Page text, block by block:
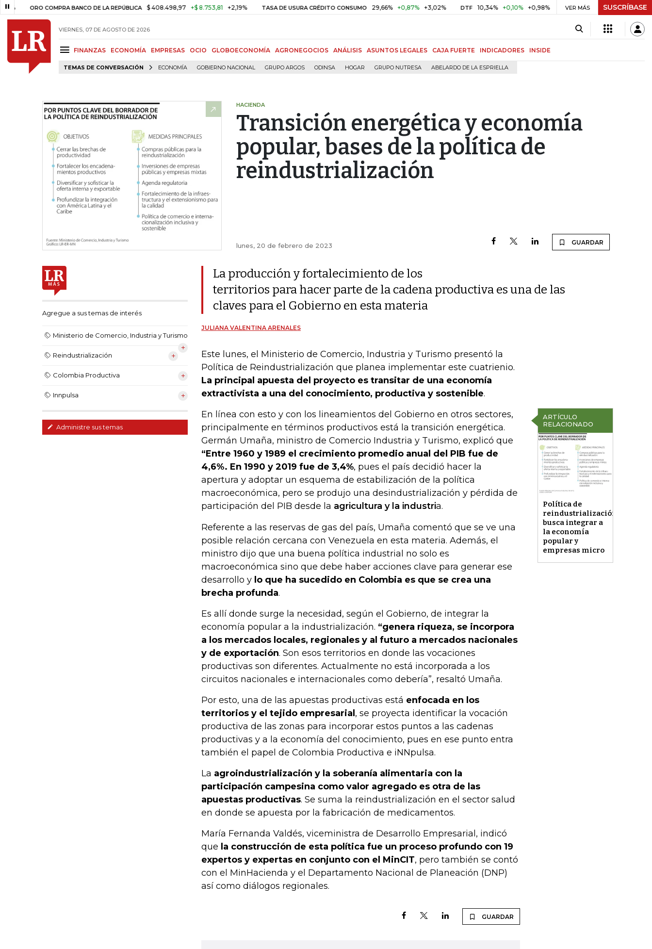
ORO COMPRA BANCO DE LA REPÚBLICA $ 408.498,97 +$ 8.753,81 +2,19% TASA DE USURA CRÉDITO CONSUMO 29,66% +0,87% +3,02% DTF 10,34% +0,10% +0,98% UVR $ 416,91 +$ 0,05 +0,01%
VER MÁS SUSCRÍBASE
VIERNES, 07 DE AGOSTO DE 2026
FINANZAS ECONOMÍA EMPRESAS OCIO GLOBOECONOMÍA AGRONEGOCIOS ANÁLISIS ASUNTOS LEGALES CAJA FUERTE INDICADORES INSIDE
TEMAS DE CONVERSACIÓN ECONOMÍA GOBIERNO NACIONAL GRUPO ARGOS ODINSA HOGAR GRUPO NUTRESA ABELARDO DE LA ESPRIELLA
HACIENDA
Transición energética y economía
popular, bases de la política de
reindustrialización
lunes, 20 de febrero de 2023 GUARDAR
Agregue a sus temas de interés
Ministerio de Comercio, Industria y Turismo
Reindustrialización
Colombia Productiva
Innpulsa
Administre sus temas
La producción y fortalecimiento de los
territorios para hacer parte de la cadena productiva es una de las
claves para el Gobierno en esta materia
JULIANA VALENTINA ARENALES
Este lunes, el Ministerio de Comercio, Industria y Turismo presentó la
Política de Reindustrialización que planea implementar este cuatrienio.
La principal apuesta del proyecto es transitar de una economía
extractivista a una del conocimiento, productiva y sostenible.
ARTÍCULO
RELACIONADO
Política de
reindustrialización
busca integrar a
la economía
popular y
empresas micro
En línea con esto y con los lineamientos del Gobierno en otros sectores,
principalmente en términos productivos está la transición energética.
Germán Umaña, ministro de Comercio Industria y Turismo, explicó que
“Entre 1960 y 1989 el crecimiento promedio anual del PIB fue de
4,6%. En 1990 y 2019 fue de 3,4%, pues el país decidió hacer la
apertura y adoptar un esquema de estabilización de la política
macroeconómica, pero se produjo una desindustrialización y pérdida de
participación del PIB desde la agricultura y la industria.
Referente a las reservas de gas del país, Umaña comentó que se ve una
posible relación cercana con Venezuela en esta materia. Además, el
ministro dijo que una buena política industrial no solo es
macroeconómica sino que debe haber acciones clave para generar ese
desarrollo y lo que ha sucedido en Colombia es que se crea una
brecha profunda.
Es allí donde surge la necesidad, según el Gobierno, de integrar la
economía popular a la industrialización. “genera riqueza, se incorpora
a los mercados locales, regionales y al futuro a mercados nacionales
y de exportación. Son esos territorios en donde las vocaciones
productivas son diferentes. Actualmente no está incorporada a los
circuitos nacionales e internacionales como debería”, resaltó Umaña.
Por esto, una de las apuestas productivas está enfocada en los
territorios y el tejido empresarial , se proyecta identificar la vocación
productiva de las zonas para incorporar estos puntos a las cadenas
productivas y a la economía del conocimiento, pues en ese punto entra
también el papel de Colombia Productiva e iNNpulsa.
La agroindustrialización y la soberanía alimentaria con la
participación campesina como valor agregado es otra de las
apuestas productivas. Se suma la reindustrialización en el sector salud
en donde se apuesta por la fabricación de medicamentos.
María Fernanda Valdés, viceministra de Desarrollo Empresarial, indicó
que la construcción de esta política fue un proceso profundo con 19
expertos y expertas en conjunto con el MinCIT, pero también se contó
con el MinHacienda y el Departamento Nacional de Planeación (DNP)
así como diálogos regionales.
GUARDAR